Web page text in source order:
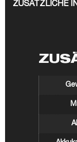
ZUSÄTZLICHE